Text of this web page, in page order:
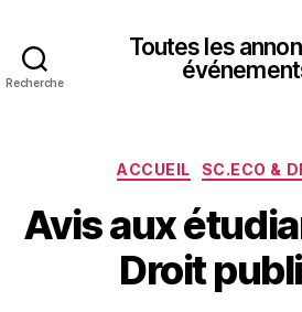
Recherche
Toutes les
ACCUEIL SC.ECO &
Avis aux
Droit